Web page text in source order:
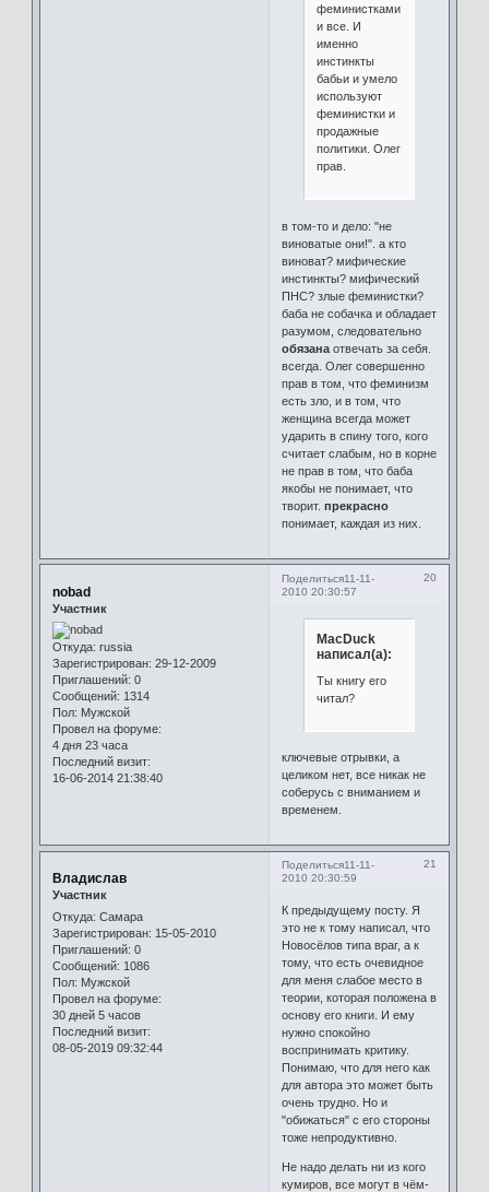
феминистками
и все. И
именно
инстинкты
бабьи и умело
используют
феминистки и
продажные
политики. Олег
прав.
в том-то и дело: "не
виноватые они!". а кто
виноват? мифические
инстинкты? мифический
ПНС? злые феминистки?
баба не собачка и обладает
разумом, следовательно
обязанаотвечать за себя.
всегда. Олег совершенно
прав в том, что феминизм
есть зло, и в том, что
женщина всегда может
ударить в спину того, кого
считает слабым, но в корне
не прав в том, что баба
якобы не понимает, что
творит. прекрасно
понимает, каждая из них.
Поделиться 20
11-11-
2010 20:30:57
nobad
Участник
Откуда: russia
Зарегистрирован: 29-12-2009
Приглашений: 0
Сообщений: 1314
Пол: Мужской
Провел на форуме:
4 дня 23 часа
Последний визит:
16-06-2014 21:38:40
MacDuck
написал(а):
Ты книгу его
читал?
ключевые отрывки, а
целиком нет, все никак не
соберусь с вниманием и
временем.
Поделиться 21
11-11-
2010 20:30:59
Владислав
Участник
Откуда: Самара
Зарегистрирован: 15-05-2010
Приглашений: 0
Сообщений: 1086
Пол: Мужской
Провел на форуме:
30 дней 5 часов
Последний визит:
08-05-2019 09:32:44
К предыдущему посту. Я
это не к тому написал, что
Новосёлов типа враг, а к
тому, что есть очевидное
для меня слабое место в
теории, которая положена в
основу его книги. И ему
нужно спокойно
воспринимать критику.
Понимаю, что для него как
для автора это может быть
очень трудно. Но и
"обижаться" с его стороны
тоже непродуктивно.
Не надо делать ни из кого
кумиров, все могут в чём-